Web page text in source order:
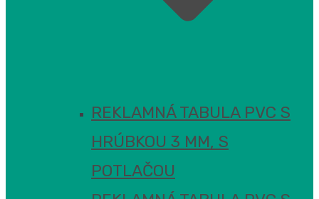
REKLAMNÁ TABULA PVC S
HRÚBKOU 3 MM, S
POTLAČOU